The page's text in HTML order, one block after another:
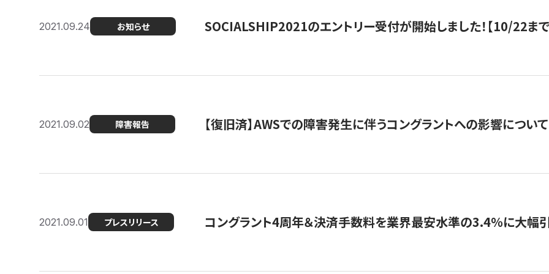
2021.09.24 お知らせ SOCIALSHIP2021のエントリー受付が開始しました！【10/22まで
2021.09.02 障害報告 【復旧済】AWSでの障害発生に伴うコングラントへの影響について
2021.09.01 プレスリリース コングラント4周年＆決済手数料を業界最安水準の3.4％に大幅